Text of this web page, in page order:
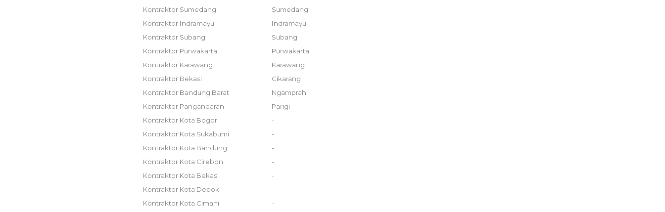
Kontraktor Sumedang
Sumedang
Kontraktor Indramayu
Indramayu
Kontraktor Subang
Subang
Kontraktor Purwakarta
Purwakarta
Kontraktor Karawang
Karawang
Kontraktor Bekasi
Cikarang
Kontraktor Bandung Barat
Ngamprah
Kontraktor Pangandaran
Parigi
Kontraktor Kota Bogor
-
Kontraktor Kota Sukabumi
-
Kontraktor Kota Bandung
-
Kontraktor Kota Cirebon
-
Kontraktor Kota Bekasi
-
Kontraktor Kota Depok
-
Kontraktor Kota Cimahi
-